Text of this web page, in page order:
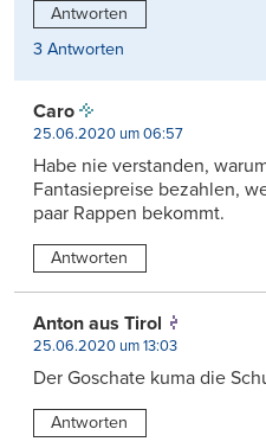
Antworten
3 Antworten
Caro
25.06.2020 um 06:57
Habe nie verstanden,
Fantasiepreise bezahlen,
paar Rappen bekommt.
Antworten
Anton aus Tirol
25.06.2020 um 13:03
Der Goschate kuma die
Antworten